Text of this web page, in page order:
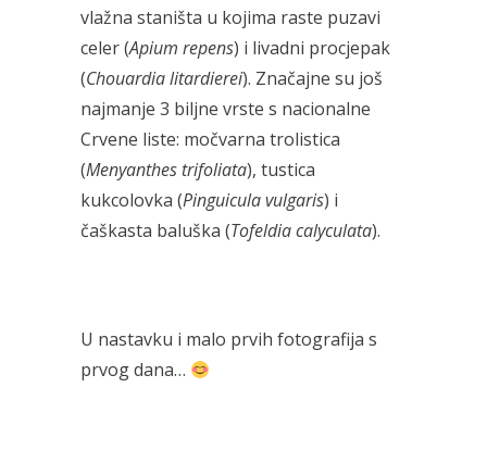
vlažna staništa u kojima raste puzavi
celer (Apium repens) i livadni procjepak
(Chouardia litardierei). Značajne su još
najmanje 3 biljne vrste s nacionalne
Crvene liste: močvarna trolistica
(Menyanthes trifoliata), tustica
kukcolovka (Pinguicula vulgaris) i
čaškasta baluška (Tofeldia calyculata).
U nastavku i malo prvih fotografija s
prvog dana…